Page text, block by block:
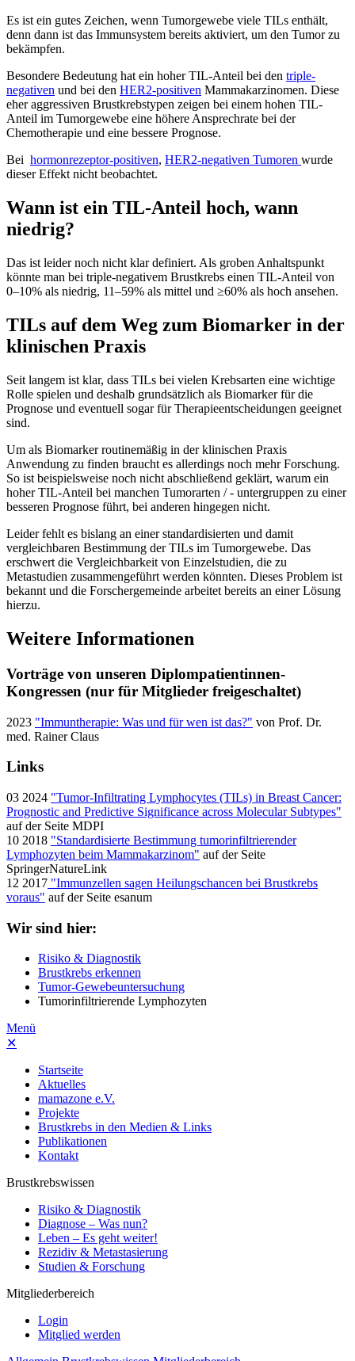
Es ist ein gutes Zeichen, wenn Tumorgewebe viele TILs enthält,
denn dann ist das Immunsystem bereits aktiviert, um den Tumor zu
bekämpfen.
Besondere Bedeutung hat ein hoher TIL-Anteil bei den triple-
negativen und bei den HER2-positiven Mammakarzinomen. Diese
eher aggressiven Brustkrebstypen zeigen bei einem hohen TIL-
Anteil im Tumorgewebe eine höhere Ansprechrate bei der
Chemotherapie und eine bessere Prognose.
Bei hormonrezeptor-positiven, HER2-negativen Tumoren wurde
dieser Effekt nicht beobachtet.
Wann ist ein TIL-Anteil hoch, wann
niedrig?
Das ist leider noch nicht klar definiert. Als groben Anhaltspunkt
könnte man bei triple-negativem Brustkrebs einen TIL-Anteil von
0–10% als niedrig, 11–59% als mittel und ≥60% als hoch ansehen.
TILs auf dem Weg zum Biomarker in der
klinischen Praxis
Seit langem ist klar, dass TILs bei vielen Krebsarten eine wichtige
Rolle spielen und deshalb grundsätzlich als Biomarker für die
Prognose und eventuell sogar für Therapieentscheidungen geeignet
sind.
Um als Biomarker routinemäßig in der klinischen Praxis
Anwendung zu finden braucht es allerdings noch mehr Forschung.
So ist beispielsweise noch nicht abschließend geklärt, warum ein
hoher TIL-Anteil bei manchen Tumorarten / - untergruppen zu einer
besseren Prognose führt, bei anderen hingegen nicht.
Leider fehlt es bislang an einer standardisierten und damit
vergleichbaren Bestimmung der TILs im Tumorgewebe. Das
erschwert die Vergleichbarkeit von Einzelstudien, die zu
Metastudien zusammengeführt werden könnten. Dieses Problem ist
bekannt und die Forschergemeinde arbeitet bereits an einer Lösung
hierzu.
Weitere Informationen
Vorträge von unseren Diplompatientinnen-
Kongressen (nur für Mitglieder freigeschaltet)
2023 "Immuntherapie: Was und für wen ist das?" von Prof. Dr.
med. Rainer Claus
Links
03 2024 "Tumor-Infiltrating Lymphocytes (TILs) in Breast Cancer:
Prognostic and Predictive Significance across Molecular Subtypes"
auf der Seite MDPI
10 2018 "Standardisierte Bestimmung tumorinfiltrierender
Lymphozyten beim Mammakarzinom" auf der Seite
SpringerNatureLink
12 2017 "Immunzellen sagen Heilungschancen bei Brustkrebs
voraus" auf der Seite esanum
Wir sind hier:
Risiko & Diagnostik
Brustkrebs erkennen
Tumor-Gewebeuntersuchung
Tumorinfiltrierende Lymphozyten
Menü
✕
Startseite
Aktuelles
mamazone e.V.
Projekte
Brustkrebs in den Medien & Links
Publikationen
Kontakt
Brustkrebswissen
Risiko & Diagnostik
Diagnose – Was nun?
Leben – Es geht weiter!
Rezidiv & Metastasierung
Studien & Forschung
Mitgliederbereich
Login
Mitglied werden